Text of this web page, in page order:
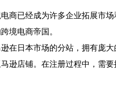
商已经成为许多企业拓展市
境电商帝国。
在日本市场的分站，拥有庞
逊店铺。在注册过程中，需